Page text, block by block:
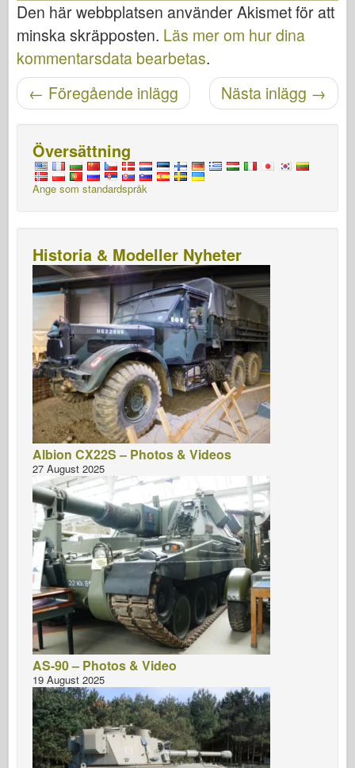
Den här webbplatsen använder Akismet för att
minska skräpposten. Läs mer om hur dina
kommentarsdata bearbetas.
Posta navigering Nästa inlägg →
← Föregående inlägg
Översättning
Ange som standardspråk
Historia & Modeller Nyheter
Albion CX22S – Photos & Videos
27 August 2025
AS-90 – Photos & Video
19 August 2025